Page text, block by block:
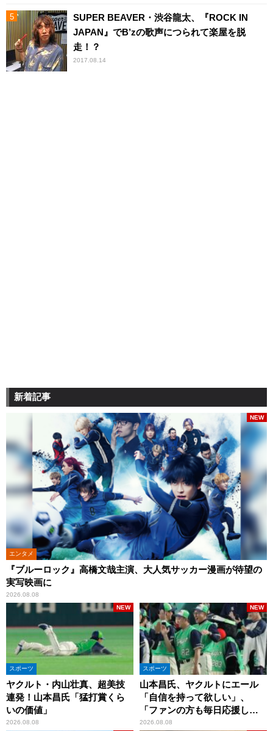
SUPER BEAVER・渋谷龍太、『ROCK IN
JAPAN』でB’zの歌声につられて楽屋を脱
走！？
2017.08.14
新着記事
エンタメ
『ブルーロック』高橋文哉主演、大人気サッカー漫画が待望の
実写映画に
2026.08.08
NEW
スポーツ
ヤクルト・内山壮真、超美技
連発！山本昌氏「猛打賞くら
いの価値」
2026.08.08
NEW
スポーツ
山本昌氏、ヤクルトにエール
「自信を持って欲しい」、
「ファンの方も毎日応援して
くれています」
2026.08.08
NEW